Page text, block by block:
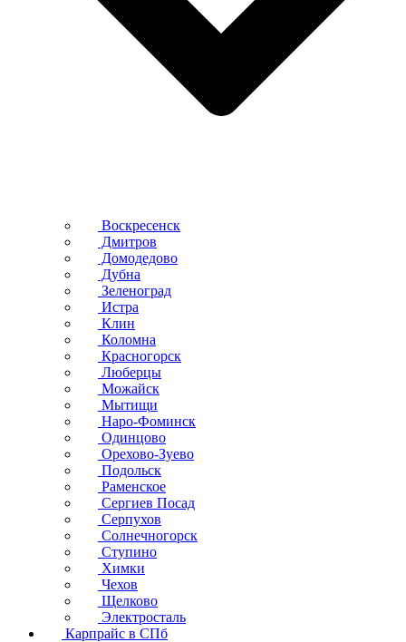
Воскресенск
Дмитров
Домодедово
Дубна
Зеленоград
Истра
Клин
Коломна
Красногорск
Люберцы
Можайск
Мытищи
Наро-Фоминск
Одинцово
Орехово-Зуево
Подольск
Раменское
Сергиев Посад
Серпухов
Солнечногорск
Ступино
Химки
Чехов
Щелково
Электросталь
Карпрайс в СПб